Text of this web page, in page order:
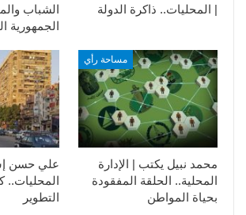
الشباب
الجمهورية
| المحليات.. ذاكرة الدولة
علي حسن
المحليات..
التطوير​
مساحة رأي
محمد نبيل يكتب | الإدارة
المحلية.. الحلقة المفقودة
بحياة المواطن